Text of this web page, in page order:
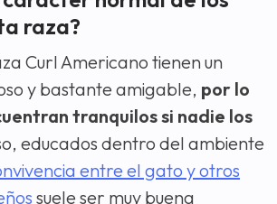
raza?
Curl Americano tienen un
y bastante amigable, por lo
tranquilos si nadie los
educados dentro del ambiente
entre el gato y otros
suele ser muy buena